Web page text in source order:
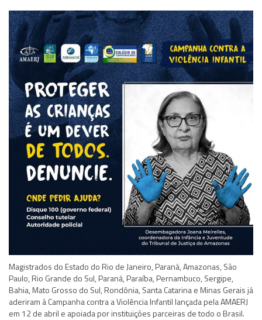
Magistrados do Estado do Rio de Janeiro, Paraná, Amazonas, São
Paulo, Rio Grande do Sul, Paraná, Paraíba, Pernambuco, Sergipe,
Bahia, Mato Grosso do Sul, Rondônia, Santa Catarina e Minas Gerais já
aderiram à Campanha contra a Violência Infantil lançada pela AMAERJ
em 12 de abril e apoiada por instituições parceiras de todo o Brasil.